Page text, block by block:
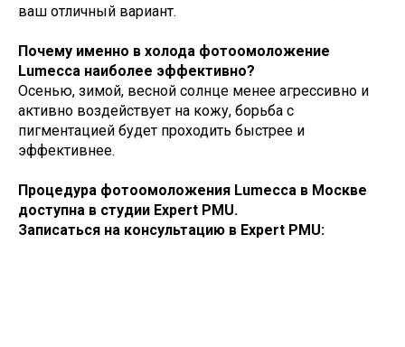
ваш отличный вариант.
Почему именно в холода фотоомоложение
Lumecca наиболее эффективно?
Осенью, зимой, весной солнце менее агрессивно и
активно воздействует на кожу, борьба с
пигментацией будет проходить быстрее и
эффективнее.
Процедура фотоомоложения Lumecca в Москве
доступна в студии Expert PMU.
Записаться на консультацию в Expert PMU: